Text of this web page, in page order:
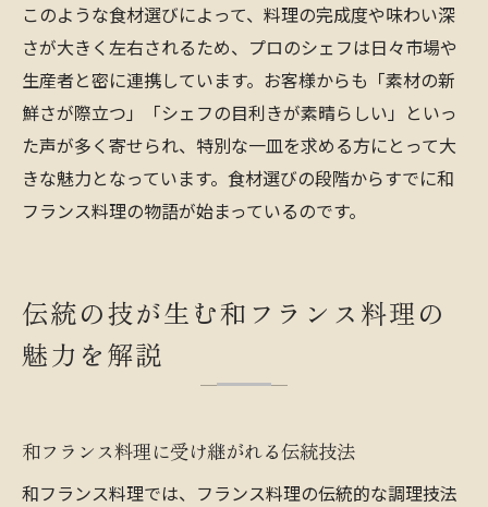
このような食材選びによって、料理の完成度や味わい深
さが大きく左右されるため、プロのシェフは日々市場や
生産者と密に連携しています。お客様からも「素材の新
鮮さが際立つ」「シェフの目利きが素晴らしい」といっ
た声が多く寄せられ、特別な一皿を求める方にとって大
きな魅力となっています。食材選びの段階からすでに和
フランス料理の物語が始まっているのです。
伝統の技が生む和フランス料理の
魅力を解説
和フランス料理に受け継がれる伝統技法
和フランス料理では、フランス料理の伝統的な調理技法